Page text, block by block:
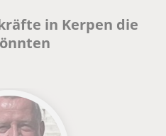
in Kerpen die